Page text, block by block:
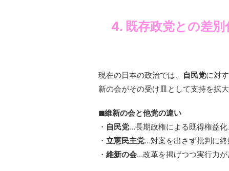
4. 既存政党との差
現在の日本の政治では、 自民党に対
新の会がその受け皿として支持を拡大
◼︎維新の会と他党の違い
・ 自民党…長期政権による既得権益
・ 立憲民主党…対案を出さず批判に
・ 維新の会…改革を掲げつつ実行力